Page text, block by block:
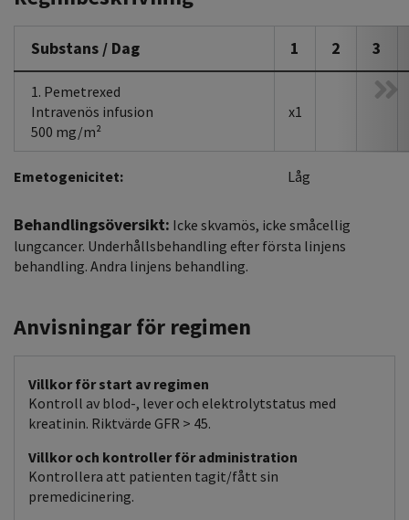
Substans / Dag 1 2 3
1. Pemetrexed
Intravenös infusion
500 mg/m²
x1
Emetogenicitet: Låg
Behandlingsöversikt: Icke skvamös, icke småcellig
lungcancer. Underhållsbehandling efter första linjens
behandling. Andra linjens behandling.
Anvisningar för regimen
Villkor för start av regimen
Kontroll av blod-, lever och elektrolytstatus med
kreatinin. Riktvärde GFR > 45.
Villkor och kontroller för administration
Kontrollera att patienten tagit/fått sin
premedicinering.